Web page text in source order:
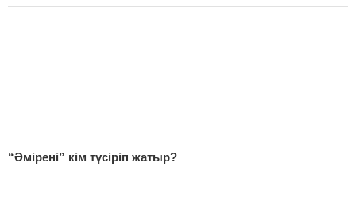
“Әмірені” кім түсіріп жатыр?